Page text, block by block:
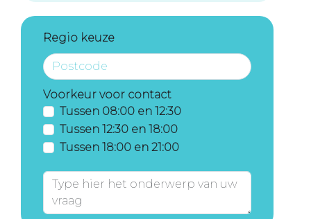
Regio keuze
Voorkeur voor contact
Tussen 08:00 en 12:30
Tussen 12:30 en 18:00
Tussen 18:00 en 21:00